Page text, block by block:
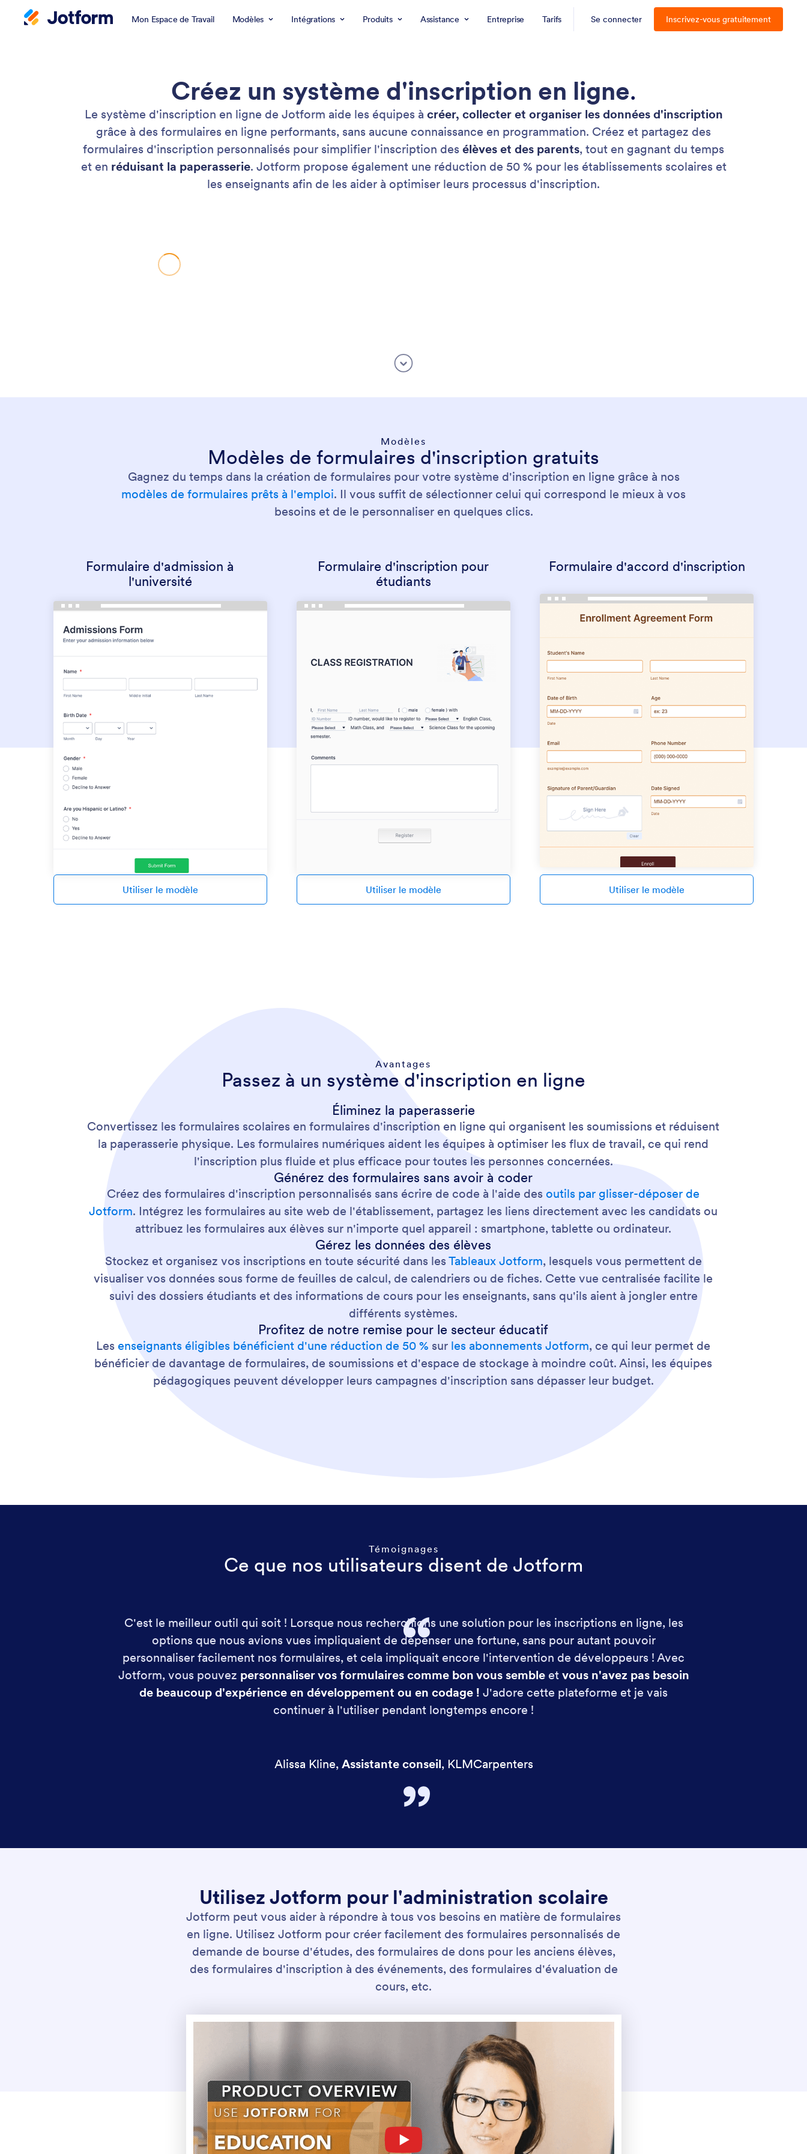
Mon Espace de Travail Modèles Intégrations Produits Assistance Entreprise Tarifs Se connecter Inscrivez-vous gratuitement
Créez un système d'inscription en ligne.
Le système d'inscription en ligne de Jotform aide les équipes à créer, collecter et organiser les données d'inscription
grâce à des formulaires en ligne performants, sans aucune connaissance en programmation. Créez et partagez des
formulaires d'inscription personnalisés pour simplifier l'inscription desélèves et des parents, tout en gagnant du temps
et en réduisant la paperasserie. Jotform propose également une réduction de 50 % pour les établissements scolaires et
les enseignants afin de les aider à optimiser leurs processus d'inscription.
Modèles
Modèles de formulaires d'inscription gratuits
Gagnez du temps dans la création de formulaires pour votre système d'inscription en ligne grâce à nos
modèles de formulaires prêts à l'emploi. Il vous suffit de sélectionner celui qui correspond le mieux à vos
besoins et de le personnaliser en quelques clics.
Formulaire d'admission à
l'université
Utiliser le modèle
Formulaire d'inscription pour
étudiants
Utiliser le modèle
Formulaire d'accord d'inscription
Utiliser le modèle
Avantages
Passez à un système d'inscription en ligne
Éliminez la paperasserie
Convertissez les formulaires scolaires en formulaires d'inscription en ligne qui organisent les soumissions et réduisent
la paperasserie physique. Les formulaires numériques aident les équipes à optimiser les flux de travail, ce qui rend
l'inscription plus fluide et plus efficace pour toutes les personnes concernées.
Générez des formulaires sans avoir à coder
Créez des formulaires d'inscription personnalisés sans écrire de code à l'aide des outils par glisser-déposer de
Jotform. Intégrez les formulaires au site web de l'établissement, partagez les liens directement avec les candidats ou
attribuez les formulaires aux élèves sur n'importe quel appareil : smartphone, tablette ou ordinateur.
Gérez les données des élèves
Stockez et organisez vos inscriptions en toute sécurité dans lesTableaux Jotform, lesquels vous permettent de
visualiser vos données sous forme de feuilles de calcul, de calendriers ou de fiches. Cette vue centralisée facilite le
suivi des dossiers étudiants et des informations de cours pour les enseignants, sans qu'ils aient à jongler entre
différents systèmes.
Profitez de notre remise pour le secteur éducatif
Les enseignants éligibles bénéficient d'une réduction de 50 % sur les abonnements Jotform, ce qui leur permet de
bénéficier de davantage de formulaires, de soumissions et d'espace de stockage à moindre coût. Ainsi, les équipes
pédagogiques peuvent développer leurs campagnes d'inscription sans dépasser leur budget.
Témoignages
Ce que nos utilisateurs disent de Jotform
C'est le meilleur outil qui soit ! Lorsque nous recherchions une solution pour les inscriptions en ligne, les
options que nous avions vues impliquaient de dépenser une fortune, sans pour autant pouvoir
personnaliser facilement nos formulaires, et cela impliquait encore l'intervention de développeurs ! Avec
Jotform, vous pouvez personnaliser vos formulaires comme bon vous sembleetvous n'avez pas besoin
de beaucoup d'expérience en développement ou en codage ! J'adore cette plateforme et je vais
continuer à l'utiliser pendant longtemps encore !
Alissa Kline,Assistante conseil, KLMCarpenters
Utilisez Jotform pour l'administration scolaire
Jotform peut vous aider à répondre à tous vos besoins en matière de formulaires
en ligne. Utilisez Jotform pour créer facilement des formulaires personnalisés de
demande de bourse d'études, des formulaires de dons pour les anciens élèves,
des formulaires d'inscription à des événements, des formulaires d'évaluation de
cours, etc.